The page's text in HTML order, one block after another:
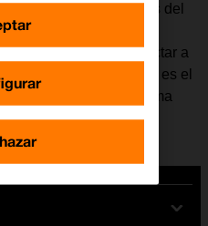
en muchas funciones del
recibir correo
móvil se puede conectar a
la tarjeta SIM. Si no es el
para internet de forma